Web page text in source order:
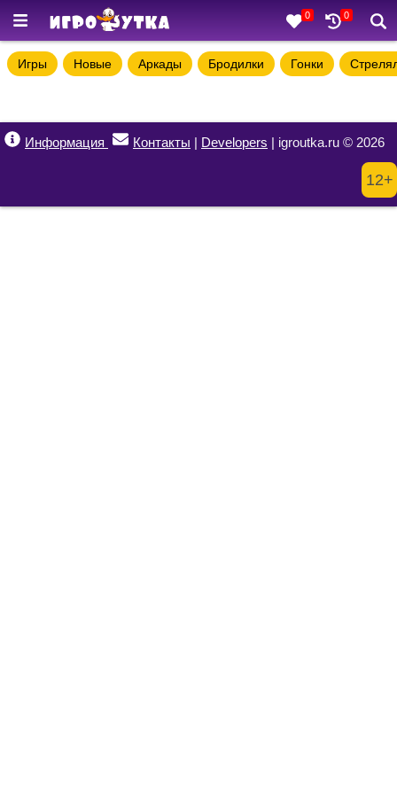
0 0
Игры Новые Аркады Бродилки Гонки
Информация Контакты | Developers | igroutka.ru © 2026
12+